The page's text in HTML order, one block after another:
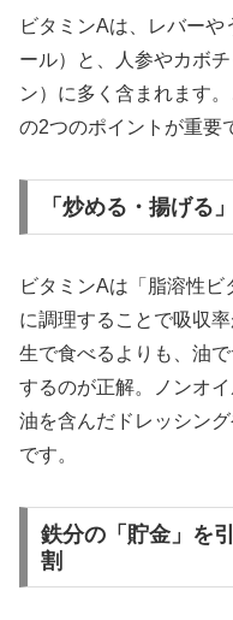
ビタミンAは、レバーや
ール）と、人参やカボ
ン）に多く含まれます
の2つのポイントが重要
「炒める・揚げる
ビタミンAは「脂溶性
に調理することで吸収
生で食べるよりも、油
するのが正解。ノンオ
油を含んだドレッシン
です。
鉄分の「貯金」を
割